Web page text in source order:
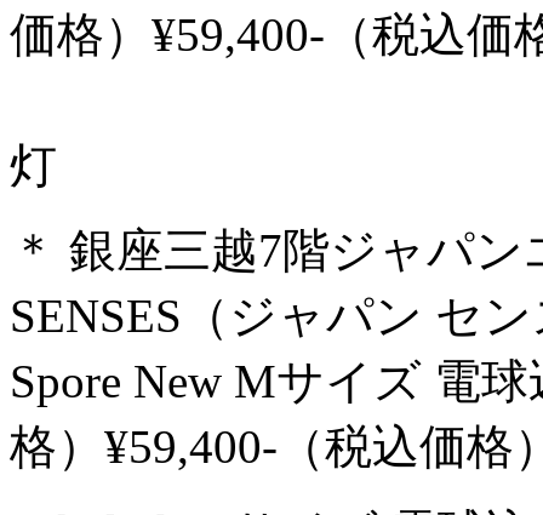
価格）¥59,400-（税込価
灯
＊ 銀座三越7階ジャパ
SENSES（ジャパン セ
Spore New Mサイズ 電
格）¥59,400-（税込価格